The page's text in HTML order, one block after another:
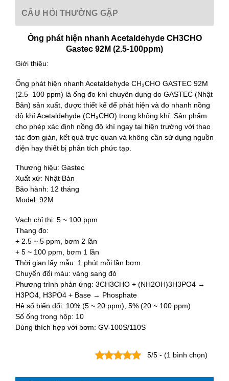
CÂU HỎI THƯỜNG GẶP
Ống phát hiện nhanh Acetaldehyde CH3CHO
Gastec 92M (2.5-100ppm)
Giới thiệu:
Ống phát hiện nhanh Acetaldehyde CH₃CHO GASTEC 92M
(2.5–100 ppm) là ống đo khí chuyên dụng do GASTEC (Nhật
Bản) sản xuất, được thiết kế để phát hiện và đo nhanh nồng
độ khí Acetaldehyde (CH₃CHO) trong không khí. Sản phẩm
cho phép xác định nồng độ khí ngay tại hiện trường với thao
tác đơn giản, kết quả trực quan và không cần sử dụng nguồn
điện hay thiết bị phân tích phức tạp.
Thương hiệu: Gastec
Xuất xứ: Nhật Bản
Bảo hành: 12 tháng
Model: 92M
Vạch chỉ thị: 5 ~ 100 ppm
Thang đo:
+ 2.5 ~ 5 ppm, bơm 2 lần
+ 5 ~ 100 ppm, bơm 1 lần
Thời gian lấy mẫu: 1 phút mỗi lần bơm
Chuyển đổi màu: vàng sang đỏ
Phương trình phản ứng: 3CH3CHO + (NH2OH)3H3PO4 →
H3PO4, H3PO4 + Base → Phosphate
Hệ số biến đổi: 10% (5 ~ 20 ppm), 5% (20 ~ 100 ppm)
Số ống trong hộp: 10
Dùng thích hợp với bơm: GV-100S/110S
5/5 - (1 bình chọn)